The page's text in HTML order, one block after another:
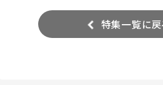
特集一覧に戻